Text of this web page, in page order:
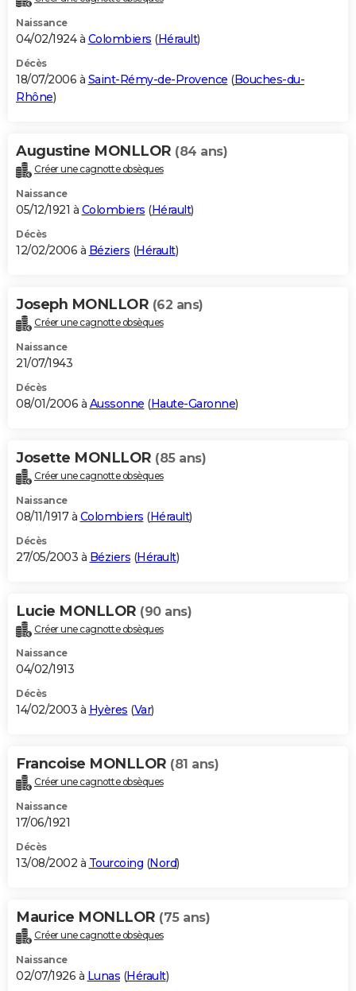
Naissance
04/02/1924 à Colombiers (Hérault)
Décès
18/07/2006 à Saint-Rémy-de-Provence (Bouches-du-
Rhône)
Augustine MONLLOR (84 ans)
Créer une cagnotte obsèques
Naissance
05/12/1921 à Colombiers (Hérault)
Décès
12/02/2006 à Béziers (Hérault)
Joseph MONLLOR (62 ans)
Créer une cagnotte obsèques
Naissance
21/07/1943
Décès
08/01/2006 à Aussonne (Haute-Garonne)
Josette MONLLOR (85 ans)
Créer une cagnotte obsèques
Naissance
08/11/1917 à Colombiers (Hérault)
Décès
27/05/2003 à Béziers (Hérault)
Lucie MONLLOR (90 ans)
Créer une cagnotte obsèques
Naissance
04/02/1913
Décès
14/02/2003 à Hyères (Var)
Francoise MONLLOR (81 ans)
Créer une cagnotte obsèques
Naissance
17/06/1921
Décès
13/08/2002 à Tourcoing (Nord)
Maurice MONLLOR (75 ans)
Créer une cagnotte obsèques
Naissance
02/07/1926 à Lunas (Hérault)